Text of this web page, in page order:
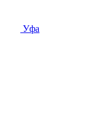
Уфа